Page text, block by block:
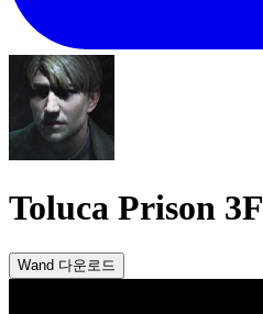
Toluca Prison 3F
Wand 다운로드